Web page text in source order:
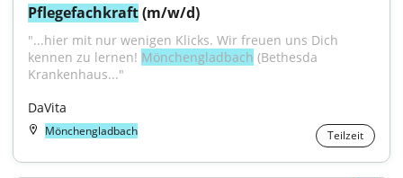
Pflegefachkraft (m/w/d)
"...hier mit nur wenigen Klicks. Wir freuen uns Dich
kennen zu lernen! Mönchengladbach (Bethesda
Krankenhaus..."
DaVita
Mönchengladbach Teilzeit